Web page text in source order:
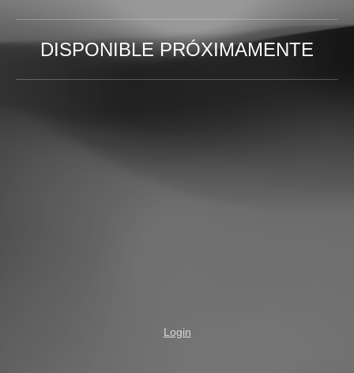
DISPONIBLE PRÓXIMAMENTE
Login